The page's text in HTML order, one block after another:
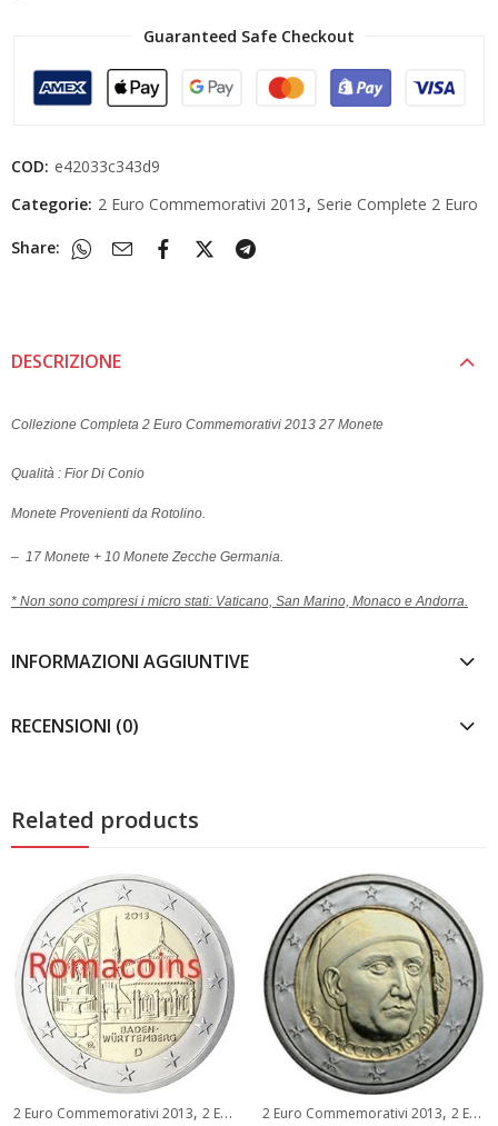
Guaranteed Safe Checkout
COD: e42033c343d9
Categorie: 2 Euro Commemorativi 2013, Serie Complete 2 Euro
Share:
DESCRIZIONE
Collezione Completa 2 Euro Commemorativi 2013 27 Monete
Qualità : Fior Di Conio
Monete Provenienti da Rotolino.
– 17 Monete + 10 Monete Zecche Germania.
* Non sono compresi i micro stati: Vaticano, San Marino, Monaco e Andorra.
INFORMAZIONI AGGIUNTIVE
RECENSIONI (0)
Related products
2 Euro Commemorativi 2013, 2 Euro Commemorativi Germania 2 Euro Commemorativi 2013, 2 Euro Commemorativi Italia